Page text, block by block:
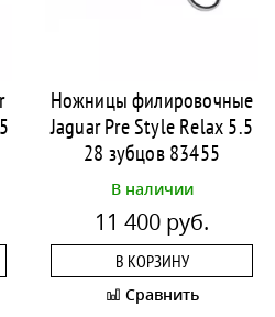
Ножницы филировочные
Jaguar Pre Style Relax 5.5
28 зубцов 83455
В наличии
11 400 руб.
В КОРЗИНУ
Сравнить